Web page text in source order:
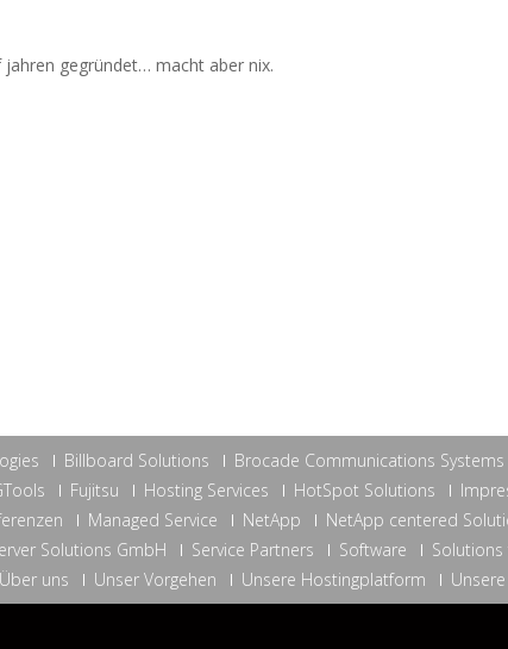
gegründet… macht aber nix.
Billboard Solutions Brocade Communications Systems
Fujitsu Hosting Services HotSpot Solutions
Managed Service NetApp NetApp centered
Solutions GmbH Service Partners Software
Über uns
Unser Vorgehen Unsere Hostingplatform